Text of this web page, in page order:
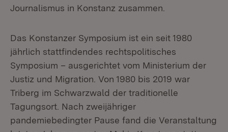
Journalismus in Konstanz zusammen.
Das Konstanzer Symposium ist ein seit 1980
jährlich stattfindendes rechtspolitisches
Symposium – ausgerichtet vom Ministerium der
Justiz und Migration. Von 1980 bis 2019 war
Triberg im Schwarzwald der traditionelle
Tagungsort. Nach zweijähriger
pandemiebedingter Pause fand die Veranstaltung